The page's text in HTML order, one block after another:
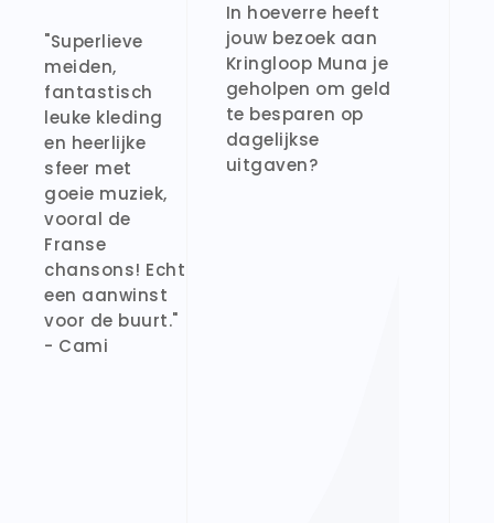
"Superlieve
meiden,
fantastisch
leuke kleding
en heerlijke
sfeer met
goeie muziek,
vooral de
Franse
chansons! Echt
een aanwinst
voor de buurt."
- Cami
In hoeverre heeft
jouw bezoek aan
Kringloop Muna je
geholpen om geld
te besparen op
dagelijkse
uitgaven?